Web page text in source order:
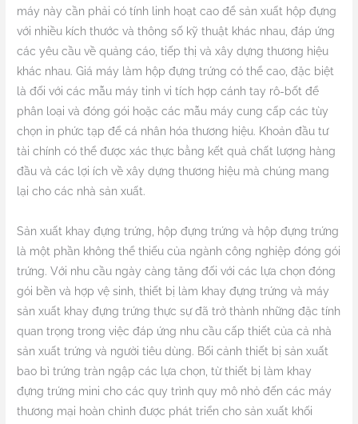
máy này cần phải có tính linh hoạt cao để sản xuất hộp đựng
với nhiều kích thước và thông số kỹ thuật khác nhau, đáp ứng
các yêu cầu về quảng cáo, tiếp thị và xây dựng thương hiệu
khác nhau. Giá máy làm hộp đựng trứng có thể cao, đặc biệt
là đối với các mẫu máy tinh vi tích hợp cánh tay rô-bốt để
phân loại và đóng gói hoặc các mẫu máy cung cấp các tùy
chọn in phức tạp để cá nhân hóa thương hiệu. Khoản đầu tư
tài chính có thể được xác thực bằng kết quả chất lượng hàng
đầu và các lợi ích về xây dựng thương hiệu mà chúng mang
lại cho các nhà sản xuất.
Sản xuất khay đựng trứng, hộp đựng trứng và hộp đựng trứng
là một phần không thể thiếu của ngành công nghiệp đóng gói
trứng. Với nhu cầu ngày càng tăng đối với các lựa chọn đóng
gói bền và hợp vệ sinh, thiết bị làm khay đựng trứng và máy
sản xuất khay đựng trứng thực sự đã trở thành những đặc tính
quan trọng trong việc đáp ứng nhu cầu cấp thiết của cả nhà
sản xuất trứng và người tiêu dùng. Bối cảnh thiết bị sản xuất
bao bì trứng tràn ngập các lựa chọn, từ thiết bị làm khay
đựng trứng mini cho các quy trình quy mô nhỏ đến các máy
thương mại hoàn chỉnh được phát triển cho sản xuất khối